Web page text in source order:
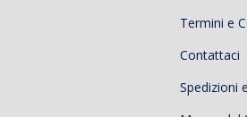
Termini e
Contattaci
Spedizioni